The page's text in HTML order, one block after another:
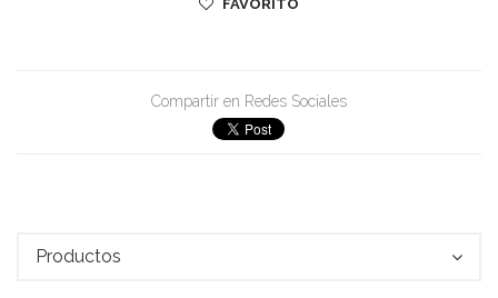
FAVORITO
Compartir en Redes Sociales
Productos